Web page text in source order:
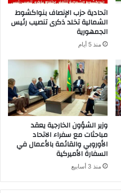
اتحادية حزب الإنصاف بنواكشوط
الشمالية تخلد ذكرى تنصيب رئيس
الجمهورية
منذ 5 أيام
وزير الشؤون الخارجية يعقد
مباحثات مع سفراء الاتحاد
الأوروبي والقائمة بالأعمال في
السفارة الأميركية
منذ 3 أسابيع